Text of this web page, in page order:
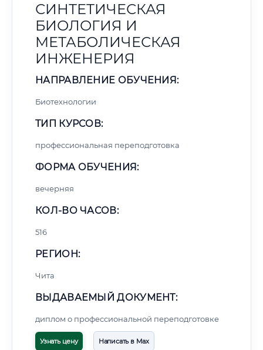
СИНТЕТИЧЕСКАЯ
БИОЛОГИЯ И
МЕТАБОЛИЧЕСКАЯ
ИНЖЕНЕРИЯ
НАПРАВЛЕНИЕ ОБУЧЕНИЯ:
Биотехнологии
ТИП КУРСОВ:
профессиональная переподготовка
ФОРМА ОБУЧЕНИЯ:
вечерняя
КОЛ-ВО ЧАСОВ:
516
РЕГИОН:
Чита
ВЫДАВАЕМЫЙ ДОКУМЕНТ:
диплом о профессиональной переподготовке
Узнать цену Написать в Max